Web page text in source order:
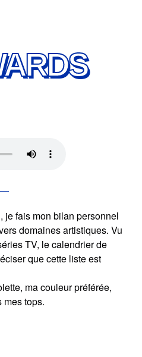
je fais mon bilan personnel
domaines artistiques. Vu
TV, le calendrier de
que cette liste est
, ma couleur préférée,
mes tops.